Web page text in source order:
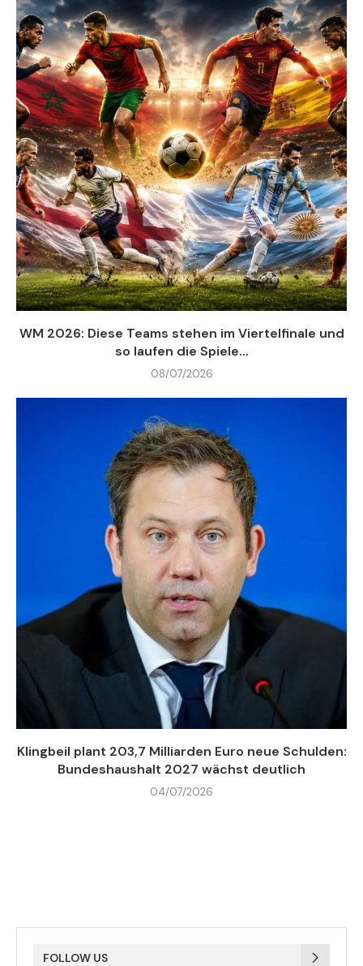
WM 2026: Diese Teams stehen im Viertelfinale und
so laufen die Spiele...
08/07/2026
Klingbeil plant 203,7 Milliarden Euro neue Schulden:
Bundeshaushalt 2027 wächst deutlich
04/07/2026
FOLLOW US